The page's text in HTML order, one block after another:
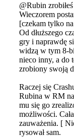
@Rubin
Wieczorem
[czekam tylko
Od dłuższego
gry i naprawdę
widzą w tym 8-
nieco inny, a do
zrobiony swoją
Raczej się
Rubina w RM
mu się go
możliwości.
zauważenia. [
rysował sam.